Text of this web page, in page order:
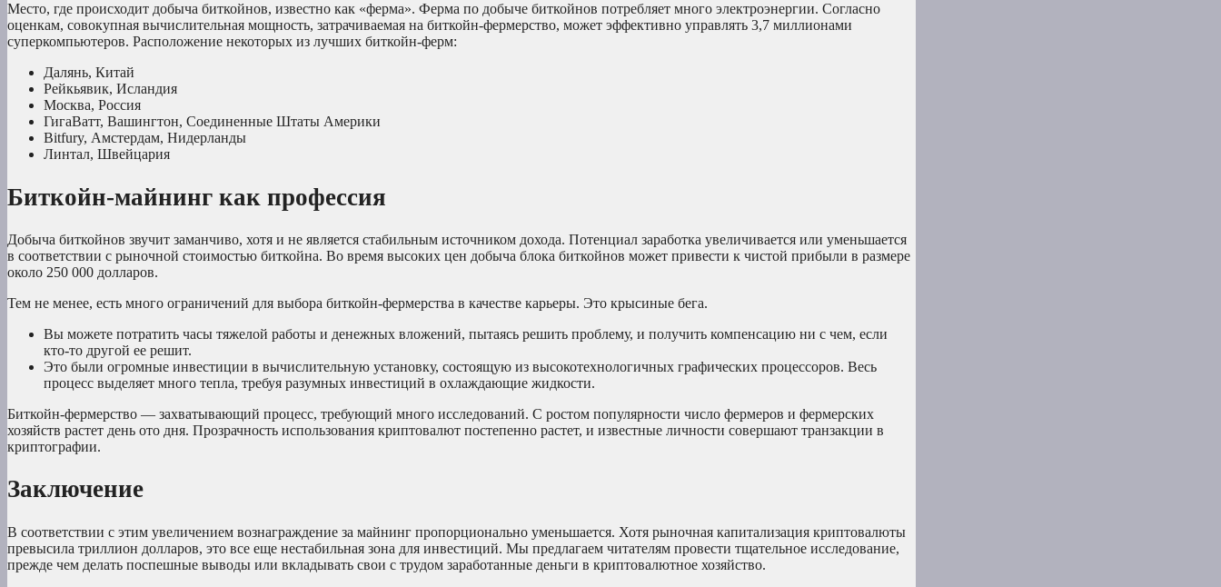
Место, где происходит добыча биткойнов, известно как «ферма». Ферма по добыче биткойнов потребляет много электроэнергии. Согласно
оценкам, совокупная вычислительная мощность, затрачиваемая на биткойн-фермерство, может эффективно управлять 3,7 миллионами
суперкомпьютеров. Расположение некоторых из лучших биткойн-ферм:
Далянь, Китай
Рейкьявик, Исландия
Москва, Россия
ГигаВатт, Вашингтон, Соединенные Штаты Америки
Bitfury, Амстердам, Нидерланды
Линтал, Швейцария
Биткойн-майнинг как профессия
Добыча биткойнов звучит заманчиво, хотя и не является стабильным источником дохода. Потенциал заработка увеличивается или уменьшается
в соответствии с рыночной стоимостью биткойна. Во время высоких цен добыча блока биткойнов может привести к чистой прибыли в размере
около 250 000 долларов.
Тем не менее, есть много ограничений для выбора биткойн-фермерства в качестве карьеры. Это крысиные бега.
Вы можете потратить часы тяжелой работы и денежных вложений, пытаясь решить проблему, и получить компенсацию ни с чем, если
кто-то другой ее решит.
Это были огромные инвестиции в вычислительную установку, состоящую из высокотехнологичных графических процессоров. Весь
процесс выделяет много тепла, требуя разумных инвестиций в охлаждающие жидкости.
Биткойн-фермерство — захватывающий процесс, требующий много исследований. С ростом популярности число фермеров и фермерских
хозяйств растет день ото дня. Прозрачность использования криптовалют постепенно растет, и известные личности совершают транзакции в
криптографии.
Заключение
В соответствии с этим увеличением вознаграждение за майнинг пропорционально уменьшается. Хотя рыночная капитализация криптовалюты
превысила триллион долларов, это все еще нестабильная зона для инвестиций. Мы предлагаем читателям провести тщательное исследование,
прежде чем делать поспешные выводы или вкладывать свои с трудом заработанные деньги в криптовалютное хозяйство.